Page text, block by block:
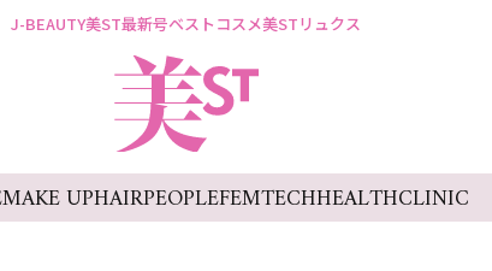
J-BEAUTY美ST最新号ベストコスメ美STリュクス
MAKE UPHAIRPEOPLEFEMTECHHEALTHCLINIC